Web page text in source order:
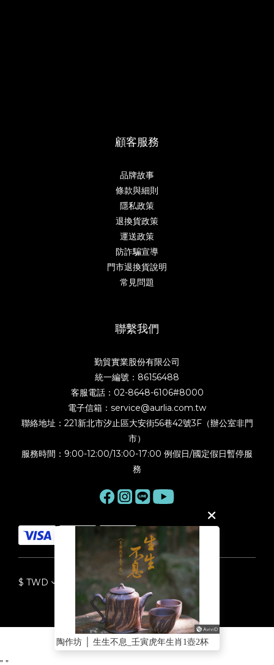
BUY NOW
顧客服務
品牌故事
條款與細則
隱私政策
退換貨政策
運送政策
防詐騙宣導
門市退換貨說明
常見問題
聯繫我們
勤貿實業股份有限公司
統一編號：86156488
客服電話：02-8648-6106#8000
電子信箱：service@aurlia.com.tw
聯絡地址：221新北市汐止區大安街56巷42號3F（辦公室非門
市）
服務時間：9:00-12:00/13:00-17:00 例假日/國定假日暫停服
務
$ TWD English
" "
陶作坊 │ 生生不息_壬寅虎年生肖1壺2杯